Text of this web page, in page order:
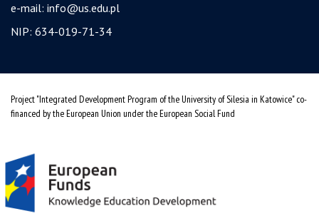
e-mail: info@us.edu.pl
NIP: 634-019-71-34
Project "Integrated Development Program of the University of Silesia in Katowice" co-
financed by the European Union under the European Social Fund